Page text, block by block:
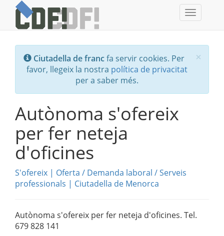
Toggle
×
Ciutadella de francfa servir cookies. Per
favor, llegeix la nostra política de privacitat
per a saber més.
Autònoma s'ofereix
per fer neteja
d'oficines
S'ofereix | Oferta / Demanda laboral /Serveis
professionals | Ciutadella de Menorca
Autònoma s'ofereix per fer neteja d'oficines. Tel.
679 828 141